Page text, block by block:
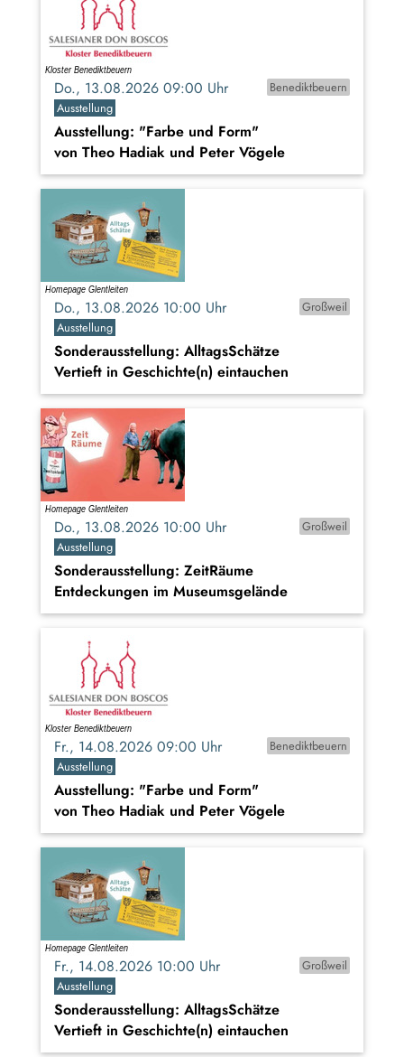
Do., 13.08.2026 09:00 Uhr
Benediktbeuern
Ausstellung
Ausstellung: "Farbe und Form"
von Theo Hadiak und Peter Vögele
Do., 13.08.2026 10:00 Uhr
Großweil
Ausstellung
Sonderausstellung: AlltagsSchätze
Vertieft in Geschichte(n) eintauchen
Do., 13.08.2026 10:00 Uhr
Großweil
Ausstellung
Sonderausstellung: ZeitRäume
Entdeckungen im Museumsgelände
Fr., 14.08.2026 09:00 Uhr
Benediktbeuern
Ausstellung
Ausstellung: "Farbe und Form"
von Theo Hadiak und Peter Vögele
Fr., 14.08.2026 10:00 Uhr
Großweil
Ausstellung
Sonderausstellung: AlltagsSchätze
Vertieft in Geschichte(n) eintauchen